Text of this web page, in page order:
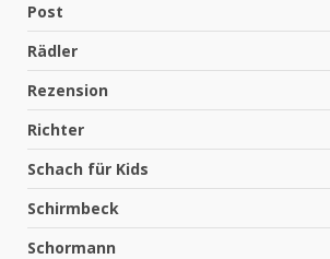
Post
Rädler
Rezension
Richter
Schach für Kids
Schirmbeck
Schormann